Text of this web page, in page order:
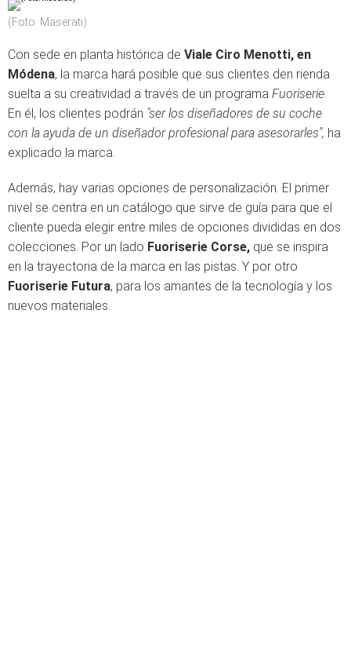
(Foto: Maserati)
Con sede en planta histórica de Viale Ciro Menotti, en
Módena, la marca hará posible que sus clientes den rienda
suelta a su creatividad a través de un programa Fuoriserie.
En él, los clientes podrán "ser los diseñadores de su coche
con la ayuda de un diseñador profesional para asesorarles", ha
explicado la marca.
Además, hay varias opciones de personalización. El primer
nivel se centra en un catálogo que sirve de guía para que el
cliente pueda elegir entre miles de opciones divididas en dos
colecciones. Por un lado Fuoriserie Corse, que se inspira
en la trayectoria de la marca en las pistas. Y por otro
Fuoriserie Futura, para los amantes de la tecnología y los
nuevos materiales.